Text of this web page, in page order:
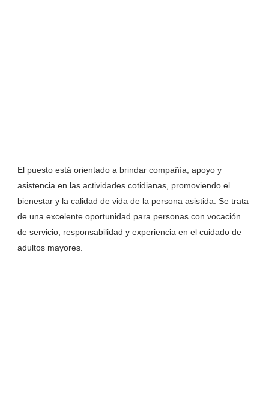
El puesto está orientado a brindar compañía, apoyo y
asistencia en las actividades cotidianas, promoviendo el
bienestar y la calidad de vida de la persona asistida. Se trata
de una excelente oportunidad para personas con vocación
de servicio, responsabilidad y experiencia en el cuidado de
adultos mayores.